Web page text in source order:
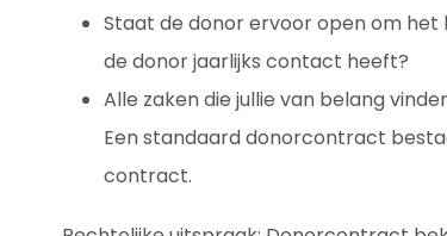
Staat de donor ervoor open om het
de donor jaarlijks contact heeft?
Alle zaken die jullie van belang
Een standaard donorcontract
contract.